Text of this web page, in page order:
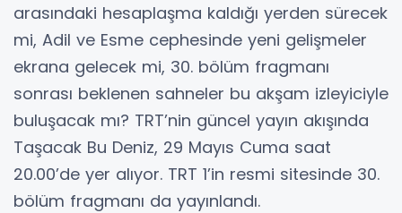
arasındaki hesaplaşma kaldığı yerden sürecek
mi, Adil ve Esme cephesinde yeni gelişmeler
ekrana gelecek mi, 30. bölüm fragmanı
sonrası beklenen sahneler bu akşam izleyiciyle
buluşacak mı? TRT’nin güncel yayın akışında
Taşacak Bu Deniz, 29 Mayıs Cuma saat
20.00’de yer alıyor. TRT 1’in resmi sitesinde 30.
bölüm fragmanı da yayınlandı.